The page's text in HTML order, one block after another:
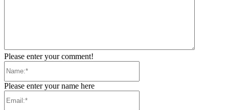
Please enter your comment!
Please enter your name here